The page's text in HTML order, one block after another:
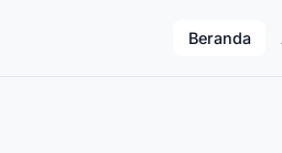
Beranda